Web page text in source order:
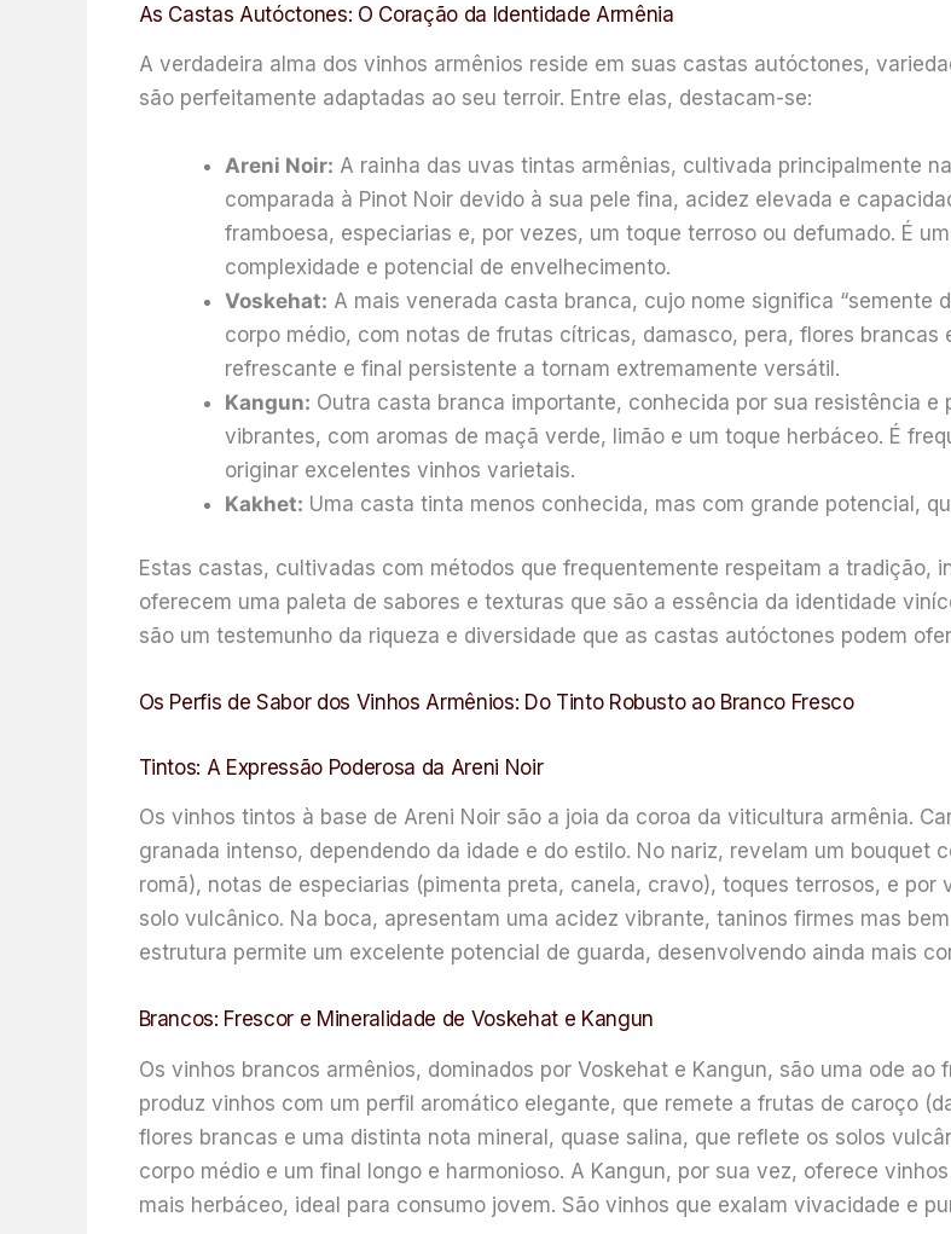
As Castas Autóctones: O Coração da Identidade Armênia
A verdadeira alma dos vinhos armênios reside em suas castas autóctones,
são perfeitamente adaptadas ao seu terroir. Entre elas, destacam-se:
Areni Noir: A rainha das uvas tintas armênias, cultivada principalmente
comparada à Pinot Noir devido à sua pele fina, acidez elevada e
framboesa, especiarias e, por vezes, um toque terroso ou defumado. É
complexidade e potencial de envelhecimento.
Voskehat: A mais venerada casta branca, cujo nome significa “semente
corpo médio, com notas de frutas cítricas, damasco, pera, flores brancas
refrescante e final persistente a tornam extremamente versátil.
Kangun: Outra casta branca importante, conhecida por sua resistência
vibrantes, com aromas de maçã verde, limão e um toque herbáceo. É
originar excelentes vinhos varietais.
Kakhet: Uma casta tinta menos conhecida, mas com grande potencial,
Estas castas, cultivadas com métodos que frequentemente respeitam a tradição,
oferecem uma paleta de sabores e texturas que são a essência da identidade
são um testemunho da riqueza e diversidade que as castas autóctones podem
Os Perfis de Sabor dos Vinhos Armênios: Do Tinto Robusto ao Branco Fresco
Tintos: A Expressão Poderosa da Areni Noir
Os vinhos tintos à base de Areni Noir são a joia da coroa da viticultura armênia.
granada intenso, dependendo da idade e do estilo. No nariz, revelam um bouquet
romã), notas de especiarias (pimenta preta, canela, cravo), toques terrosos, e
solo vulcânico. Na boca, apresentam uma acidez vibrante, taninos firmes mas
estrutura permite um excelente potencial de guarda, desenvolvendo ainda mais
Brancos: Frescor e Mineralidade de Voskehat e Kangun
Os vinhos brancos armênios, dominados por Voskehat e Kangun, são uma ode
produz vinhos com um perfil aromático elegante, que remete a frutas de caroço
flores brancas e uma distinta nota mineral, quase salina, que reflete os solos
corpo médio e um final longo e harmonioso. A Kangun, por sua vez, oferece
mais herbáceo, ideal para consumo jovem. São vinhos que exalam vivacidade e